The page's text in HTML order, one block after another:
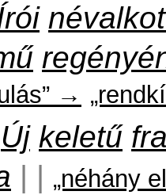
→
Új keletű
| | „néhány